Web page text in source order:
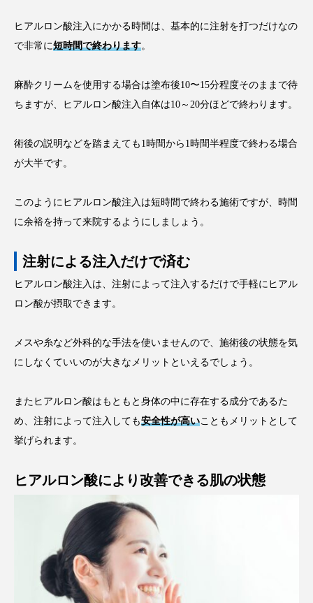
ヒアルロン酸注入にかかる時間は、基本的に注射を打つだけなの
で非常に短時間で終わります。
麻酔クリームを使用する場合は塗布後10〜15分程度そのままで待
ちますが、ヒアルロン酸注入自体は10～20分ほどで終わります。
術後の説明などを踏まえても1時間から1時間半程度で終わる場合
が大半です。
このようにヒアルロン酸注入は短時間で終わる施術ですが、時間
に余裕を持って来院するようにしましょう。
注射による注入だけで済む
ヒアルロン酸注入は、注射によって注入するだけで手軽にヒアル
ロン酸が摂取できます。
メスや糸など外科的な手法を使いませんので、施術後の状態を気
にしなくていいのが大きなメリットといえるでしょう。
またヒアルロン酸はもともと身体の中に存在する成分であるた
め、注射によって注入しても安全性が高いこともメリットとして
挙げられます。
ヒアルロン酸により改善できる肌の状態